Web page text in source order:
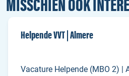
MISSCHIEN OOK
Helpende VVT | Almere
Vacature Helpende (MBO 2) |